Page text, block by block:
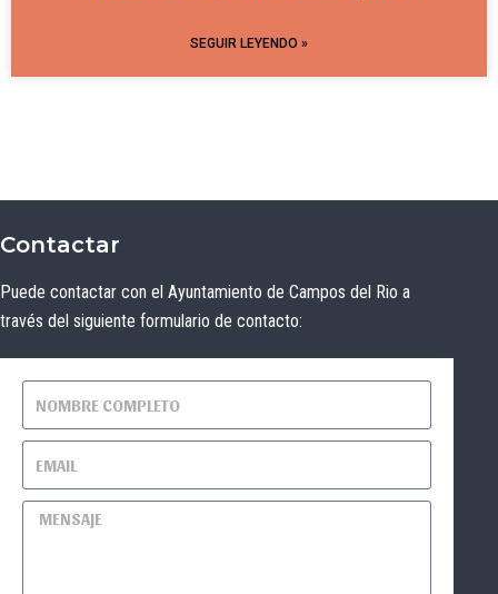
SEGUIR LEYENDO »
Contactar
Puede contactar con el Ayuntamiento de Campos del Rio a
través del siguiente formulario de contacto: